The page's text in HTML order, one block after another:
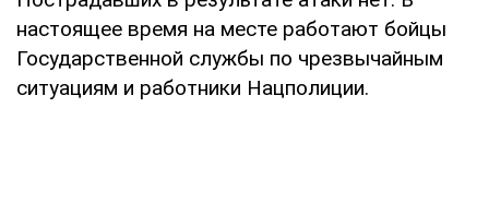
настоящее время на месте работают бойцы
Государственной службы по чрезвычайным
ситуациям и работники Нацполиции.